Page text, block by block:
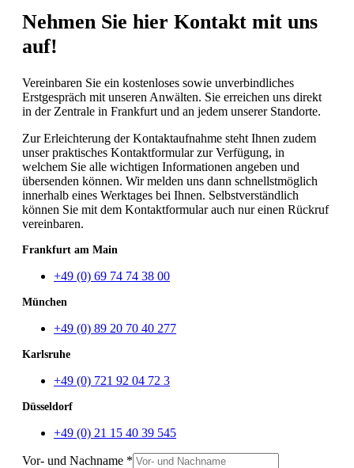
Nehmen Sie hier Kontakt mit uns
auf!
Vereinbaren Sie ein kostenloses sowie unverbindliches
Erstgespräch mit unseren Anwälten. Sie erreichen uns direkt
in der Zentrale in Frankfurt und an jedem unserer Standorte.
Zur Erleichterung der Kontaktaufnahme steht Ihnen zudem
unser praktisches Kontaktformular zur Verfügung, in
welchem Sie alle wichtigen Informationen angeben und
übersenden können. Wir melden uns dann schnellstmöglich
innerhalb eines Werktages bei Ihnen. Selbstverständlich
können Sie mit dem Kontaktformular auch nur einen Rückruf
vereinbaren.
Frankfurt am Main
+49 (0) 69 74 74 38 00
München
+49 (0) 89 20 70 40 277
Karlsruhe
+49 (0) 721 92 04 72 3
Düsseldorf
+49 (0) 21 15 40 39 545
Vor- und Nachname *